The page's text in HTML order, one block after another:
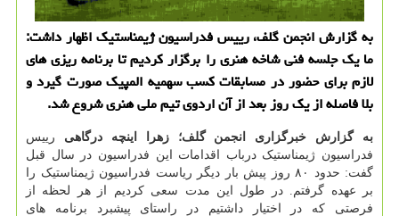
به گزارش انجمن گلف، رییس فدراسیون ژیمناستیک اظهار داشت:
ما یک جلسه فنی شاخه هنری را برگزار کردیم تا برنامه ریزی های
لازم برای حضور در مسابقات کسب سهمیه المپیک صورت گیرد و
بلا فاصله از یک روز بعد از آن اردوی تیم ملی هنری شروع شد.
به گزارش خبرگزاری انجمن گلف؛ زهرا اینچه درگاهی رییس
فدراسیون ژیمناستیک درباب اقدامات این فدراسیون در سال قبل
گفت: حدود ۸۰ روز پیش بار دیگر ریاست فدراسیون ژیمناستیک را
بر عهده گرفتم. در طول این مدت سعی کردیم از هر لحظه از
فرصتی که در اختیار داشتیم در راستای پیشبرد برنامه های